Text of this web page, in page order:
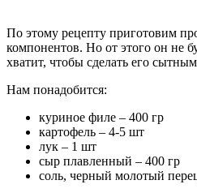
По этому рецепту приготовим
компонентов. Но от этого он не
хватит, чтобы сделать его
Нам понадобится:
куриное филе – 400 гр
картофель – 4-5 шт
лук – 1 шт
сыр плавленный – 400 гр
соль, черный молотый